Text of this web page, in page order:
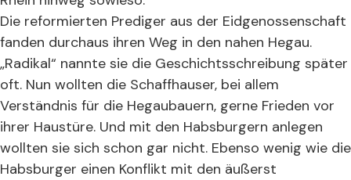
Die reformierten Prediger aus der Eidgenossenschaft
fanden durchaus ihren Weg in den nahen Hegau.
„Radikal“ nannte sie die Geschichtsschreibung später
oft. Nun wollten die Schaffhauser, bei allem
Verständnis für die Hegaubauern, gerne Frieden vor
ihrer Haustüre. Und mit den Habsburgern anlegen
wollten sie sich schon gar nicht. Ebenso wenig wie die
Habsburger einen Konflikt mit den äußerst